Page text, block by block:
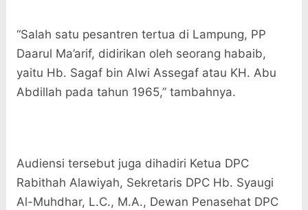
“Salah satu pesantren tertua di Lampung, PP
Daarul Ma’arif, didirikan oleh seorang habaib,
yaitu Hb. Sagaf bin Alwi Assegaf atau KH. Abu
Abdillah pada tahun 1965,” tambahnya.
Audiensi tersebut juga dihadiri Ketua DPC
Rabithah Alawiyah, Sekretaris DPC Hb. Syaugi
Al-Muhdhar, L.C., M.A., Dewan Penasehat DPC